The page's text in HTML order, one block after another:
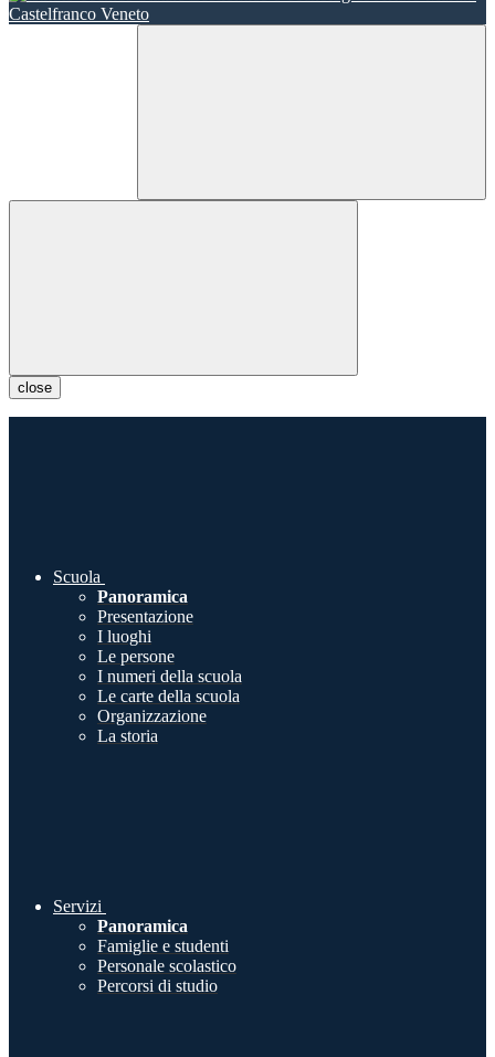
close
Scuola
Panoramica
Presentazione
I luoghi
Le persone
I numeri della scuola
Le carte della scuola
Organizzazione
La storia
Servizi
Panoramica
Famiglie e studenti
Personale scolastico
Percorsi di studio